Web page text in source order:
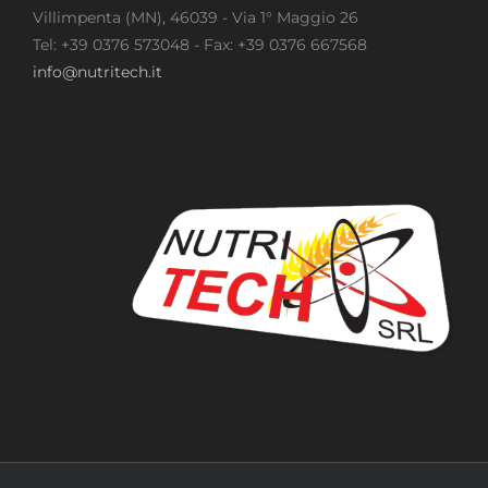
Villimpenta (MN), 46039 - Via 1° Maggio 26
Tel: +39 0376 573048 - Fax: +39 0376 667568
info@nutritech.it